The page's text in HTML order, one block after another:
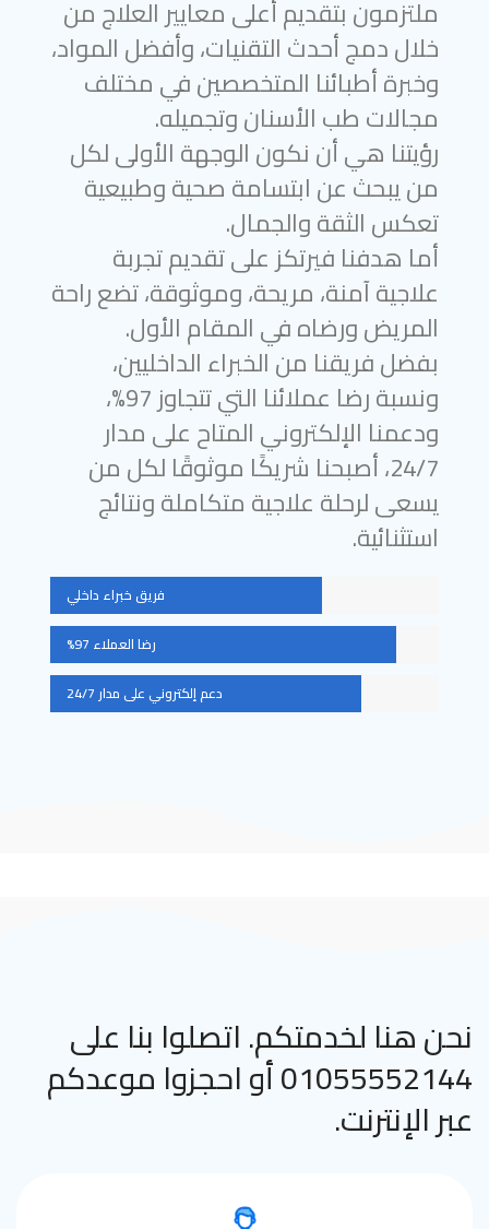
ملتزمون بتقديم أعلى معايير العلاج من
خلال دمج أحدث التقنيات، وأفضل المواد،
وخبرة أطبائنا المتخصصين في مختلف
مجالات طب الأسنان وتجميله.
رؤيتنا هي أن نكون الوجهة الأولى لكل
من يبحث عن ابتسامة صحية وطبيعية
تعكس الثقة والجمال.
أما هدفنا فيرتكز على تقديم تجربة
علاجية آمنة، مريحة، وموثوقة، تضع راحة
المريض ورضاه في المقام الأول.
بفضل فريقنا من الخبراء الداخليين،
ونسبة رضا عملائنا التي تتجاوز 97%،
ودعمنا الإلكتروني المتاح على مدار
24/7، أصبحنا شريكًا موثوقًا لكل من
يسعى لرحلة علاجية متكاملة ونتائج
استثنائية.
فريق خبراء داخلي
رضا العملاء 97%
دعم إلكتروني على مدار 24/7
نحن هنا لخدمتكم. اتصلوا بنا على
01055552144 أو احجزوا موعدكم
عبر الإنترنت.